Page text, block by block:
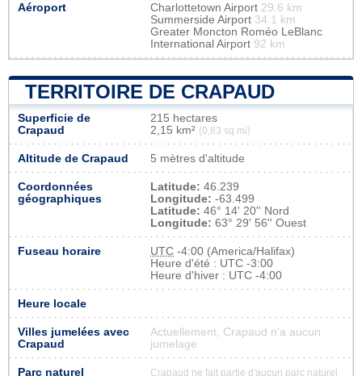
Aéroport Charlottetown Airport 29.6 km
Summerside Airport 34.1 km
Greater Moncton Roméo LeBlanc
International Airport 92 km
TERRITOIRE DE CRAPAUD
Superficie de
Crapaud
215 hectares
2,15 km² (0,83 sq mi)
Altitude de Crapaud 5 mètres d'altitude
Coordonnées
géographiques
Latitude: 46.239
Longitude: -63.499
Latitude: 46° 14' 20'' Nord
Longitude: 63° 29' 56'' Ouest
Fuseau horaire UTC -4:00 (America/Halifax)
Heure d'été : UTC -3:00
Heure d'hiver : UTC -4:00
Heure locale
Villes jumelées avec
Crapaud
Actuellement, Crapaud n'a aucun
jumelage
Parc naturel Crapaud ne fait partie d'aucun parc naturel